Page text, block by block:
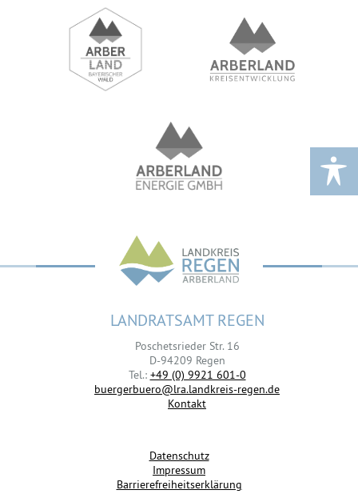
LANDRATSAMT REGEN
Poschetsrieder Str. 16
D-94209 Regen
Tel.: +49 (0) 9921 601-0
buergerbuero@lra.landkreis-regen.de
Kontakt
Datenschutz
Impressum
Barrierefreiheitserklärung